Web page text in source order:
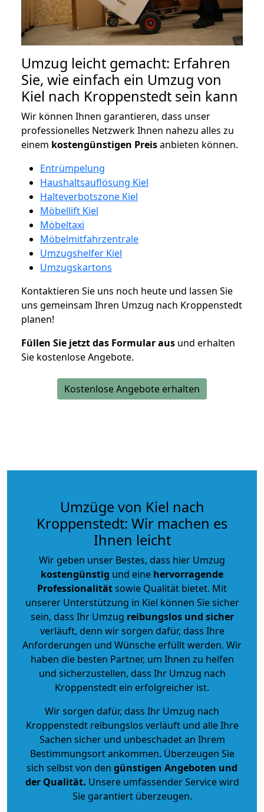
Umzug leicht gemacht: Erfahren
Sie, wie einfach ein Umzug von
Kiel nach Kroppenstedt sein kann
Wir können Ihnen garantieren, dass unser
professionelles Netzwerk Ihnen nahezu alles zu
einem kostengünstigen Preisanbieten können.
Entrümpelung
Haushaltsauflösung Kiel
Halteverbotszone Kiel
Möbellift Kiel
Möbeltaxi
Möbelmitfahrzentrale
Umzugshelfer Kiel
Umzugskartons
Kontaktieren Sie uns noch heute und lassen Sie
uns gemeinsam Ihren Umzug nach Kroppenstedt
planen!
Füllen Sie jetzt das Formular aus und erhalten
Sie kostenlose Angebote.
Kostenlose Angebote erhalten
Umzüge von Kiel nach
Kroppenstedt: Wir machen es
Ihnen leicht
Wir geben unser Bestes, dass hier Umzug
kostengünstig und eine hervorragende
Professionalitätsowie Qualität bietet. Mit
unserer Unterstützung in Kiel können Sie sicher
sein, dass Ihr Umzug reibungslos und sicher
verläuft, denn wir sorgen dafür, dass Ihre
Anforderungen und Wünsche erfüllt werden. Wir
haben die besten Partner, um Ihnen zu helfen
und sicherzustellen, dass Ihr Umzug nach
Kroppenstedt ein erfolgreicher ist.
Wir sorgen dafür, dass Ihr Umzug nach
Kroppenstedt reibungslos verläuft und alle Ihre
Sachen sicher und unbeschadet an Ihrem
Bestimmungsort ankommen. Überzeugen Sie
sich selbst von den günstigen Angeboten und
der Qualität. Unsere umfassender Service wird
Sie garantiert überzeugen.